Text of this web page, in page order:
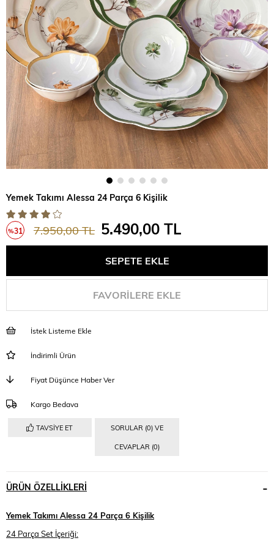
Yemek Takımı Alessa 24 Parça 6 Kişilik
%31 7.950,00 TL 5.490,00 TL
FAVORILERE EKLE
İstek Listeme Ekle
İndirimli Ürün
Fiyat Düşünce Haber Ver
Kargo Bedava
TAVSIYE ET SORULAR (0) VE
CEVAPLAR (0)
ÜRÜN ÖZELLIKLERI
Yemek Takımı Alessa 24 Parça 6 Kişilik
24 Parça Set İçeriği: